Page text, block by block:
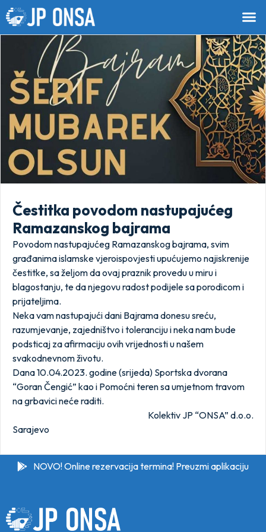
Čestitka povodom nastupajućeg
Ramazanskog bajrama
Povodom nastupajućeg Ramazanskog bajrama, svim
građanima islamske vjeroispovjesti upućujemo najiskrenije
čestitke, sa željom da ovaj praznik provedu u miru i
blagostanju, te da njegovu radost podijele sa porodicom i
prijateljima.
Neka vam nastupajući dani Bajrama donesu sreću,
razumjevanje, zajedništvo i toleranciju i neka nam bude
podsticaj za afirmaciju ovih vrijednosti u našem
svakodnevnom životu.
Dana 10.04.2023. godine (srijeda) Sportska dvorana
“Goran Čengić” kao i Pomoćni teren sa umjetnom travom
na grbavici neće raditi.
Kolektiv JP “ONSA” d.o.o.
Sarajevo
NOVO! Online rezervacija termina! Preuzmi aplikaciju